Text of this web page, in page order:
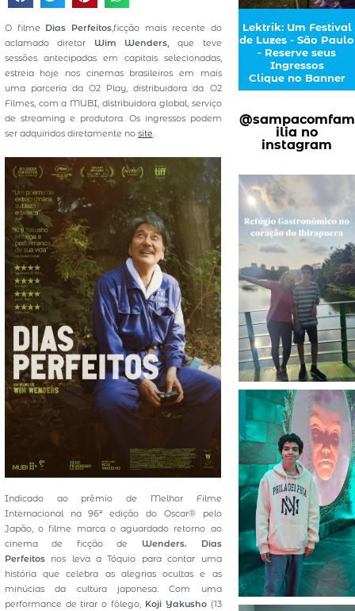
O filme Dias Perfeitos ,ficção mais recente do
aclamado diretor
Wim Wenders,
que teve
sessões antecipadas em capitais selecionadas,
estreia hoje nos cinemas brasileiros em mais
uma parceria da O2 Play, distribuidora da O2
Filmes, com a MUBI, distribuidora global, serviço
de streaming e produtora. Os ingressos podem
ser adquiridos diretamente no site
Indicado ao prêmio de Melhor Filme
Internacional na 96ª edição do Oscar® pelo
Japão, o filme marca o aguardado retorno ao
cinema de ficção de Wenders. Dias
Perfeitosnos leva a Tóquio para contar uma
história que celebra as alegrias ocultas e as
minúcias da cultura japonesa. Com uma
performance de tirar o fôlego, Koji Yakusho(13
Lektrik: Um Festival
de Luzes - São Paulo
- Reserve seus
Ingressos
Clique no Banner
@sampacomfam
ilia no
instagram